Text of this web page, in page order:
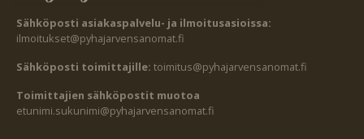
Sähköposti asiakaspalvelu- ja ilmoitusasioissa:
ilmoitukset@pyhajarvensanomat.fi
Sähköposti toimittajille: toimitus@pyhajarvensanomat.fi
Toimittajien sähköpostit muotoa
etunimi.sukunimi@pyhajarvensanomat.fi